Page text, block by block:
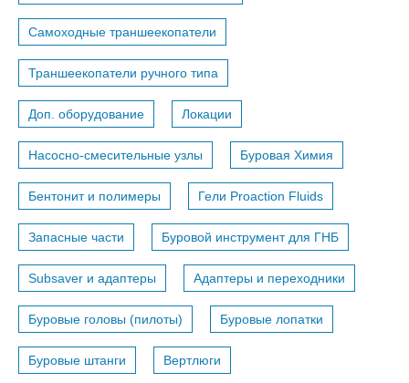
Самоходные траншеекопатели
Траншеекопатели ручного типа
Доп. оборудование Локации
Насосно-смесительные узлы Буровая Химия
Бентонит и полимеры Гели Proaction Fluids
Запасные части Буровой инструмент для ГНБ
Subsaver и адаптеры Адаптеры и переходники
Буровые головы (пилоты) Буровые лопатки
Буровые штанги Вертлюги